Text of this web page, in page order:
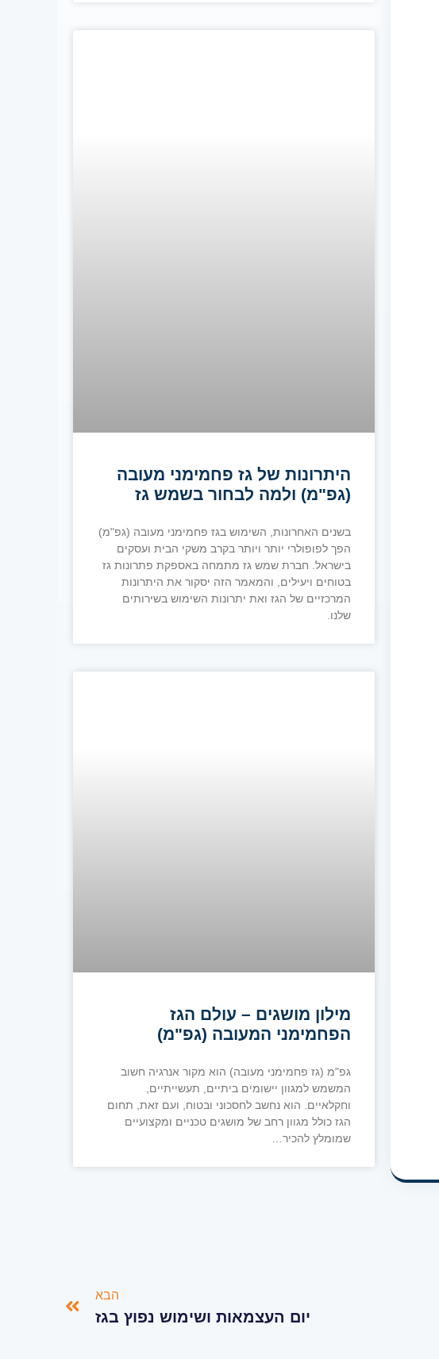
היתרונות של גז פחמימני מעובה
(גפ"מ) ולמה לבחור בשמש גז
בשנים האחרונות, השימוש בגז פחמימני מעובה (גפ"מ)
הפך לפופולרי יותר ויותר בקרב משקי הבית ועסקים
בישראל. חברת שמש גז מתמחה באספקת פתרונות גז
בטוחים ויעילים, והמאמר הזה יסקור את היתרונות
המרכזיים של הגז ואת יתרונות השימוש בשירותים
שלנו.
מילון מושגים – עולם הגז
הפחמימני המעובה (גפ"מ)
גפ"מ (גז פחמימני מעובה) הוא מקור אנרגיה חשוב
המשמש למגוון יישומים ביתיים, תעשייתיים,
וחקלאיים. הוא נחשב לחסכוני ובטוח, ועם זאת, תחום
הגז כולל מגוון רחב של מושגים טכניים ומקצועיים
שמומלץ להכיר…
הבא
יום העצמאות ושימוש נפוץ בגז